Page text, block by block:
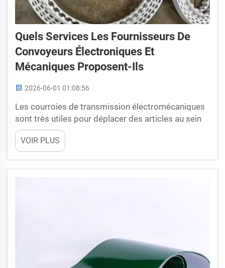
Quels Services Les Fournisseurs De
Convoyeurs Électroniques Et
Mécaniques Proposent-Ils
2026-06-01 01:08:56
Les courroies de transmission électromécaniques
sont très utiles pour déplacer des articles au sein
d'une usine, voire des machines. Ces courroies
permettent de transporter des pièces ou des
produits d'un endroit à un autre sans qu'une
VOIR PLUS